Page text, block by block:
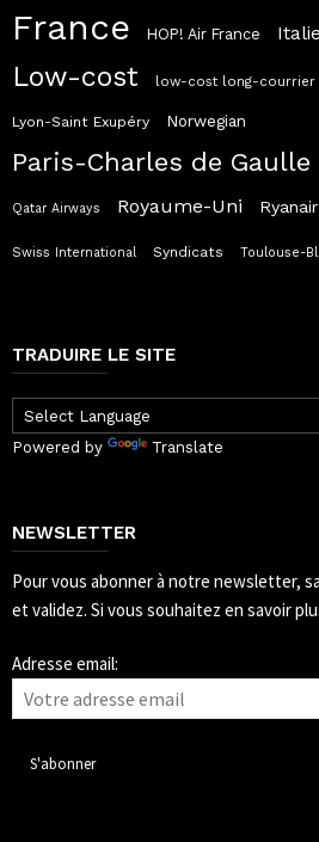
France HOP! Air France Italie
Low-cost low-cost long-courrier
Lyon-Saint Exupéry Norwegian
Paris-Charles de Gaulle
Qatar Airways Royaume-Uni Ryanair
Swiss International Syndicats Toulouse-
TRADUIRE LE SITE
Powered by Translate
NEWSLETTER
Pour vous abonner à notre newsletter,
et validez. Si vous souhaitez en savoir
Adresse email: